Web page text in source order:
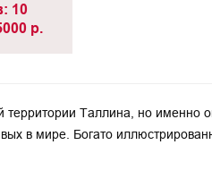
10
р.
Таллина, но именно
в мире. Богато